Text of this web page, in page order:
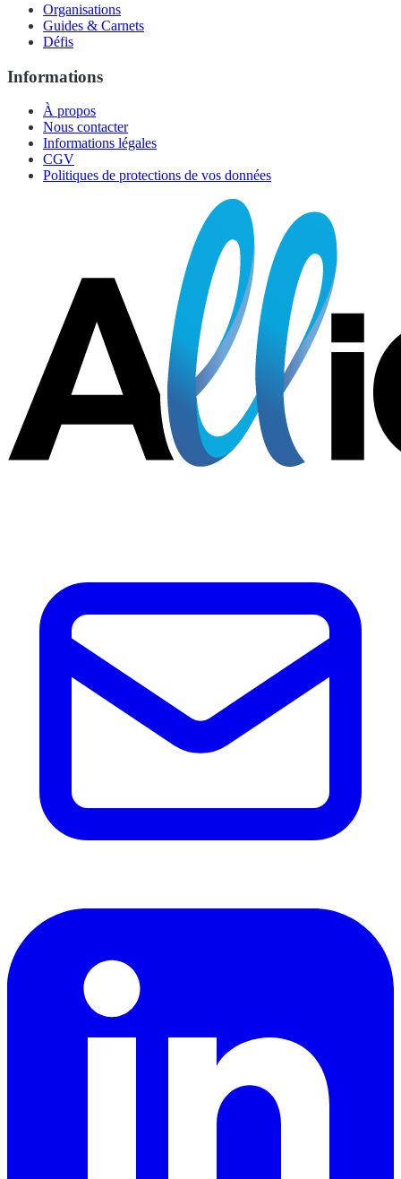
Organisations
Guides & Carnets
Défis
Informations
À propos
Nous contacter
Informations légales
CGV
Politiques de protections de vos données